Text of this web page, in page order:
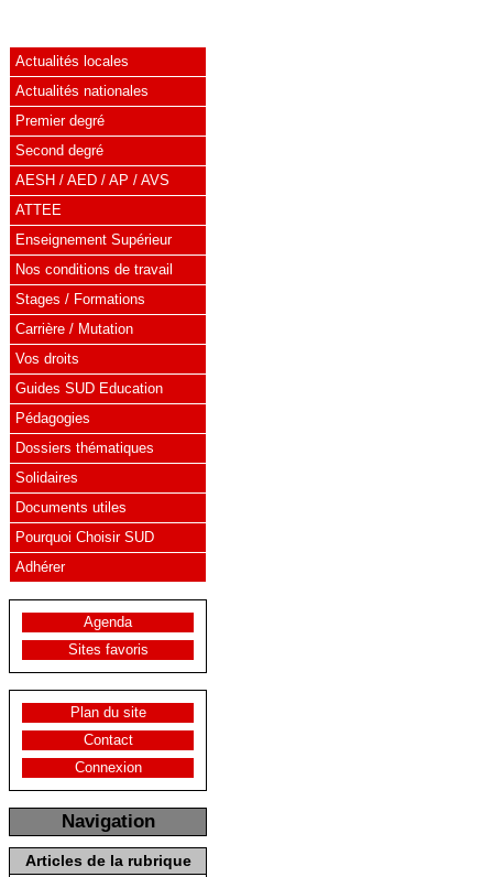
Actualités locales
Actualités nationales
Premier degré
Second degré
AESH / AED / AP / AVS
ATTEE
Enseignement Supérieur
Nos conditions de travail
Stages / Formations
Carrière / Mutation
Vos droits
Guides SUD Education
Pédagogies
Dossiers thématiques
Solidaires
Documents utiles
Pourquoi Choisir SUD
Adhérer
Agenda
Sites favoris
Plan du site
Contact
Connexion
Navigation
Articles de la rubrique